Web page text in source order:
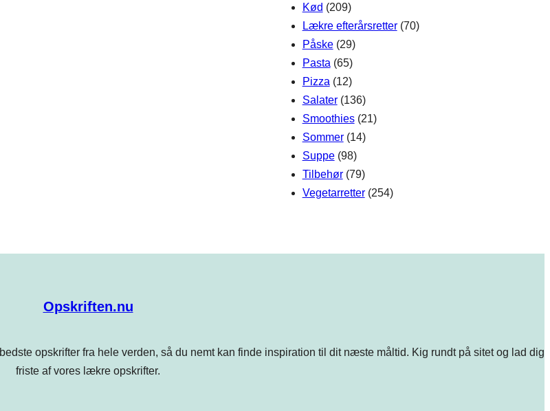
Kød (209)
Lækre efterårsretter(70)
Påske(29)
Pasta (65)
Pizza (12)
Salater(136)
Smoothies(21)
Sommer(14)
Suppe(98)
Tilbehør(79)
Vegetarretter(254)
Opskriften.nu
opskrifter fra hele verden, så du nemt kan finde inspiration til dit næste måltid. Kig rundt på sitet og lad dig
friste af vores lækre opskrifter.